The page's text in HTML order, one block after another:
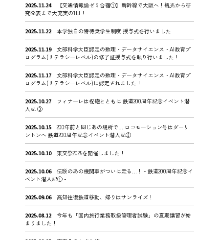
2025.11.24
【交通情報論ゼミ合宿①】新幹線で大阪へ！観光から研
究発表まで大充実の1日！
2025.11.22 本学独自の特待奨学生制度 授与式を行いました
2025.11.19
文部科学大臣認定の数理・データサイエンス・AI教育プ
ログラム(リテラシーレベル)の修了証授与式を執り行いました！
2025.11.17
文部科学大臣認定の数理・データサイエンス・AI教育プ
ログラム(リテラシーレベル)に認定されました！
2025.10.27
フィナーレは祝砲とともに 鉄道200周年記念イベント潜
入記 ③
2025.10.15
200年前と同じあの場所で… ロコモーション号はダーリ
ントンへ 鉄道200周年記念イベント潜入記②
2025.10.10 東交祭2025を開催しました！
2025.10.06
伝説のあの機関車がついに走る…！ - 鉄道200周年記念イ
ベント潜入記① -
2025.09.06 高知往復鉄道移動、帰りはサンライズ！
2025.08.12
今年も「国内旅行業務取扱管理者試験」の夏期講習が始
まりました！